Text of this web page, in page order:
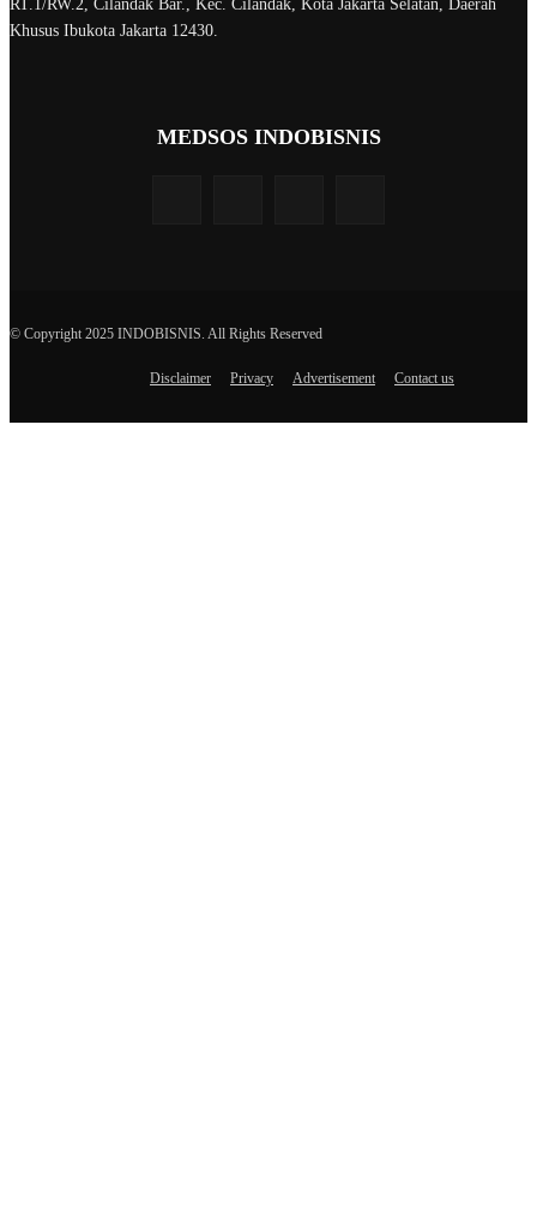
RT.1/RW.2, Cilandak Bar., Kec. Cilandak, Kota Jakarta Selatan, Daerah
Khusus Ibukota Jakarta 12430.
MEDSOS INDOBISNIS
© Copyright 2025 INDOBISNIS. All Rights Reserved
Disclaimer Privacy Advertisement Contact us